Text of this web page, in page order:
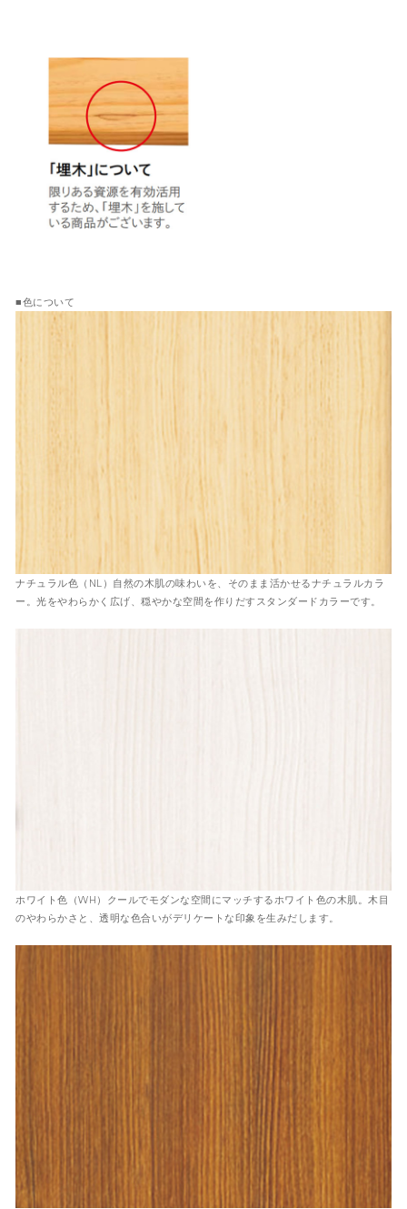
■色について
ナチュラル色（NL） 自然の木肌の味わいを、そのまま活かせるナチュラルカラ
ー。光をやわらかく広げ、穏やかな空間を作りだすスタンダードカラーです。
ホワイト色（WH） クールでモダンな空間にマッチするホワイト色の木肌。木目
のやわらかさと、透明な色合いがデリケートな印象を生みだします。